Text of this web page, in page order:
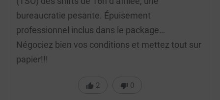
bureaucratie pesante. Épuisement
professionnel inclus dans le package…
Négociez bien vos conditions et mettez tout sur
papier!!!
2 0